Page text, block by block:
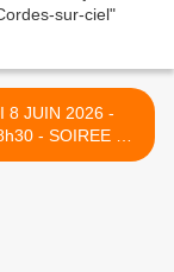
8 JUIN 2026 -
- SOIREE DE
AUTOUR DU